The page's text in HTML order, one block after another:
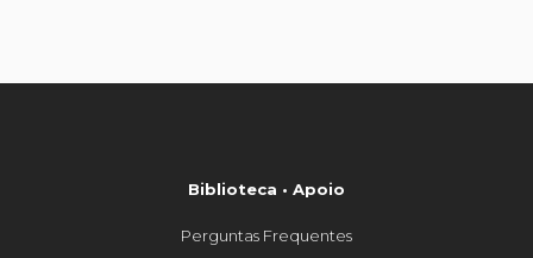
Biblioteca • Apoio
Perguntas Frequentes